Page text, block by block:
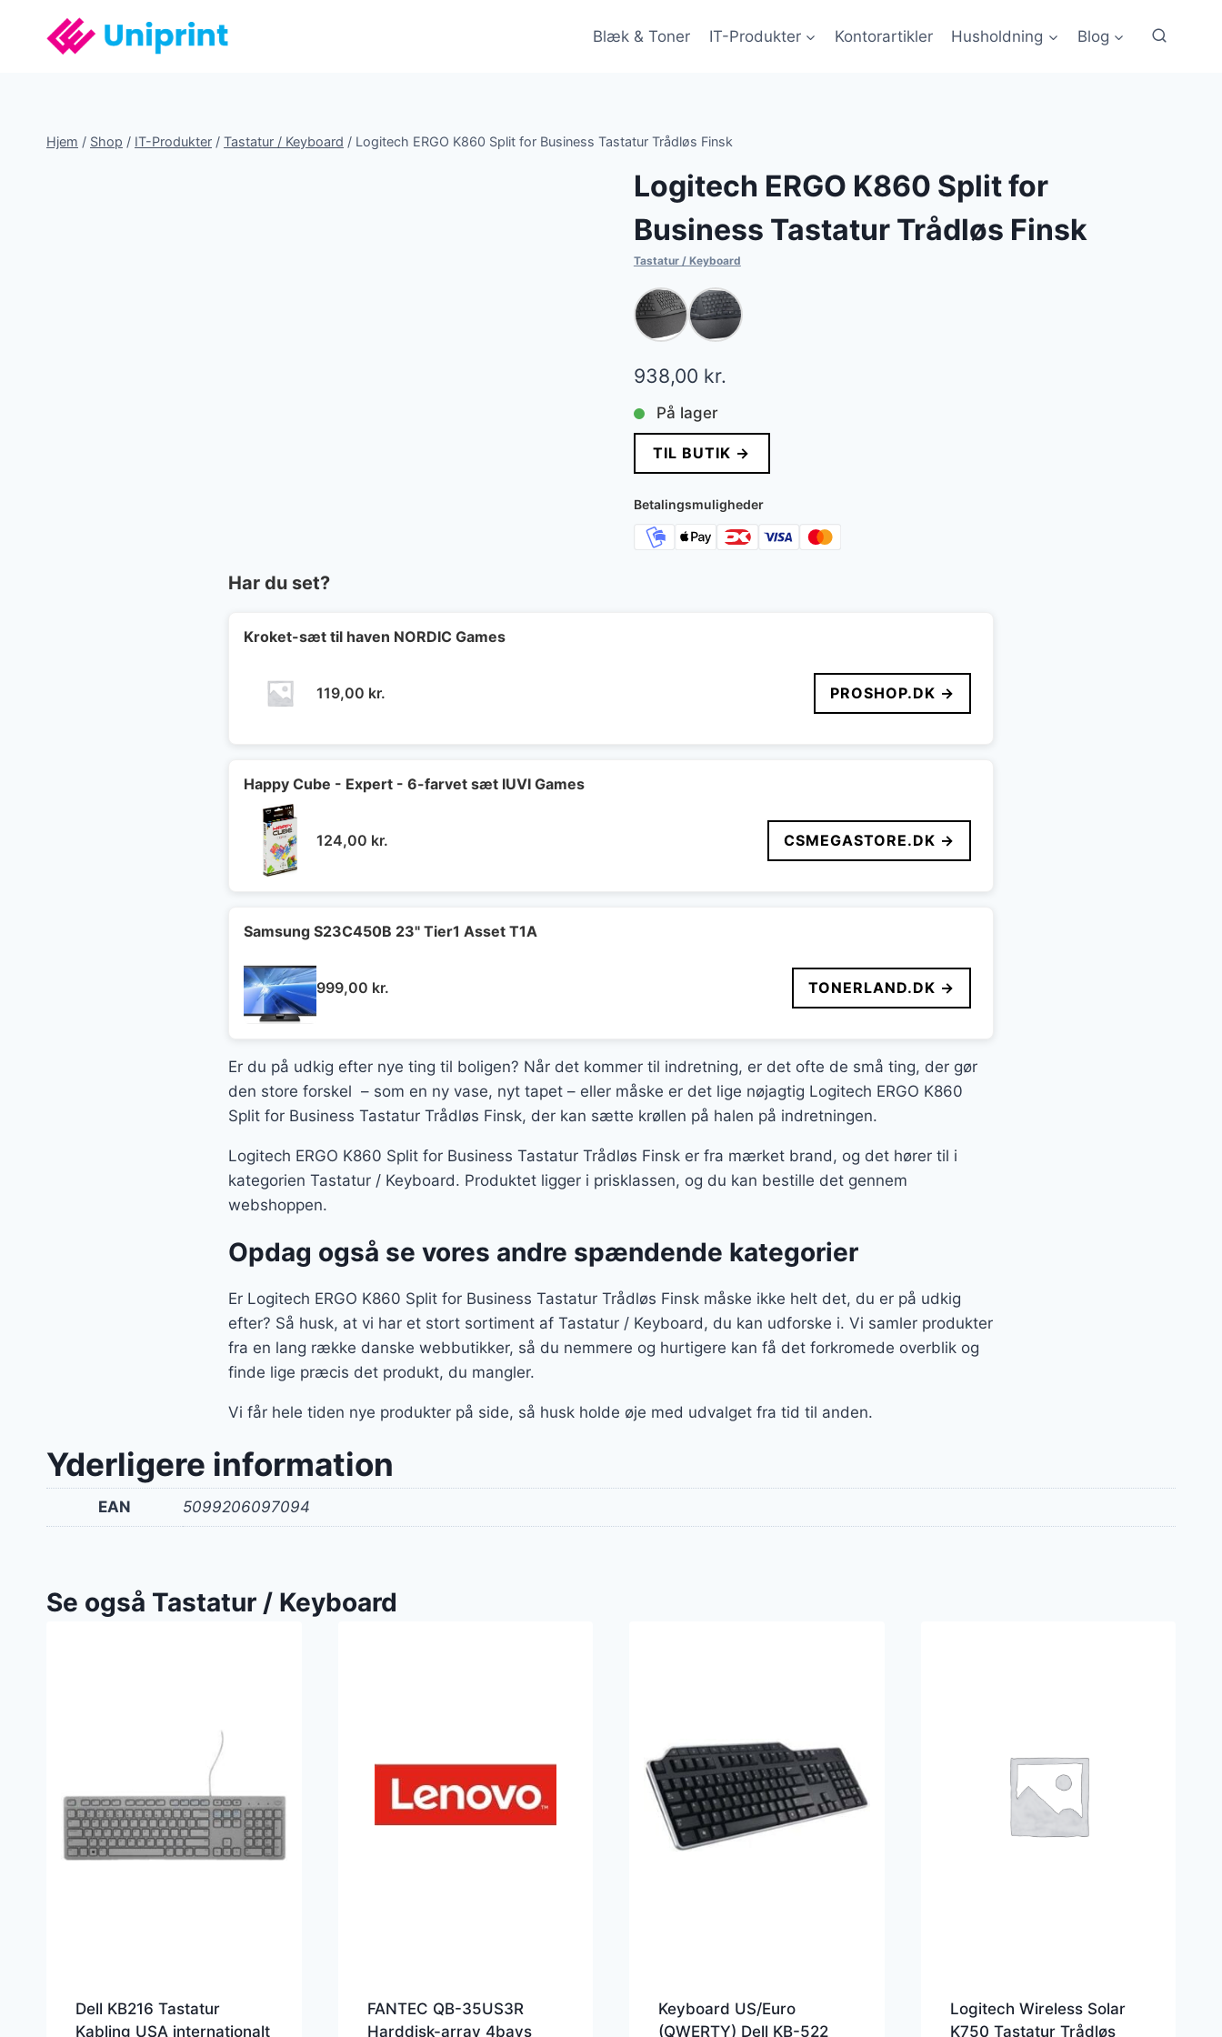
Blæk & Toner IT-Produkter Kontorartikler Husholdning Blog
Hjem / Shop / IT-Produkter / Tastatur / Keyboard / Logitech ERGO K860 Split for Business Tastatur Trådløs Finsk
Logitech ERGO K860 Split for
Business Tastatur Trådløs Finsk
Tastatur / Keyboard
938,00 kr.
På lager
TIL BUTIK →
Betalingsmuligheder
Har du set?
Kroket-sæt til haven NORDIC Games
119,00 kr. PROSHOP.DK →
Happy Cube - Expert - 6-farvet sæt IUVI Games
124,00 kr. CSMEGASTORE.DK →
Samsung S23C450B 23" Tier1 Asset T1A
999,00 kr. TONERLAND.DK →
Er du på udkig efter nye ting til boligen? Når det kommer til indretning, er det ofte de små ting, der gør
den store forskel – som en ny vase, nyt tapet – eller måske er det lige nøjagtig Logitech ERGO K860
Split for Business Tastatur Trådløs Finsk, der kan sætte krøllen på halen på indretningen.
Logitech ERGO K860 Split for Business Tastatur Trådløs Finsk er fra mærket brand, og det hører til i
kategorien Tastatur / Keyboard. Produktet ligger i prisklassen, og du kan bestille det gennem
webshoppen.
Opdag også se vores andre spændende kategorier
Er Logitech ERGO K860 Split for Business Tastatur Trådløs Finsk måske ikke helt det, du er på udkig
efter? Så husk, at vi har et stort sortiment af Tastatur / Keyboard, du kan udforske i. Vi samler produkter
fra en lang række danske webbutikker, så du nemmere og hurtigere kan få det forkromede overblik og
finde lige præcis det produkt, du mangler.
Vi får hele tiden nye produkter på side, så husk holde øje med udvalget fra tid til anden.
Yderligere information
EAN 5099206097094
Se også Tastatur / Keyboard
Dell KB216 Tastatur
Kabling USA internationalt
FANTEC QB-35US3R
Harddisk-array 4bays
Keyboard US/Euro
(QWERTY) Dell KB-522
Logitech Wireless Solar
K750 Tastatur Trådløs